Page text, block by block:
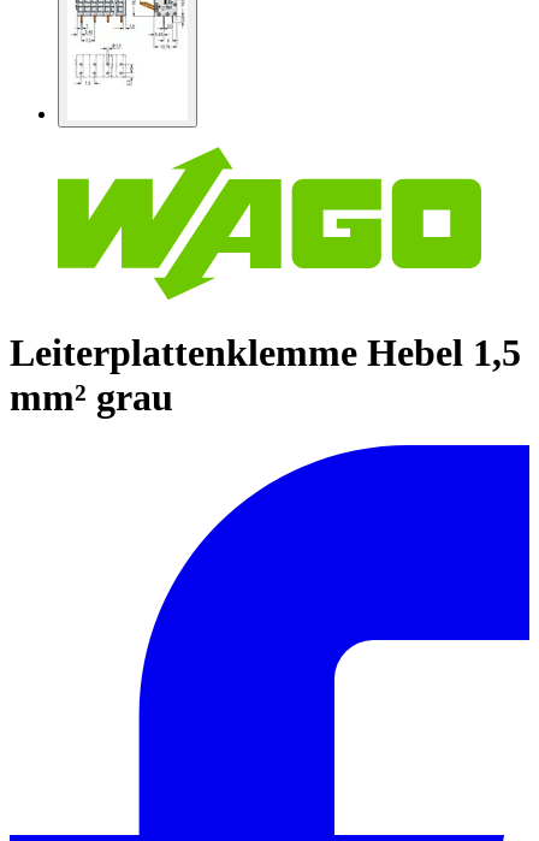
Leiterplattenklemme Hebel 1,5
mm² grau